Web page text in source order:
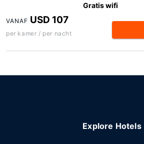
Gratis wifi
VANAF USD 107
per kamer / per nacht
Explore Hotels